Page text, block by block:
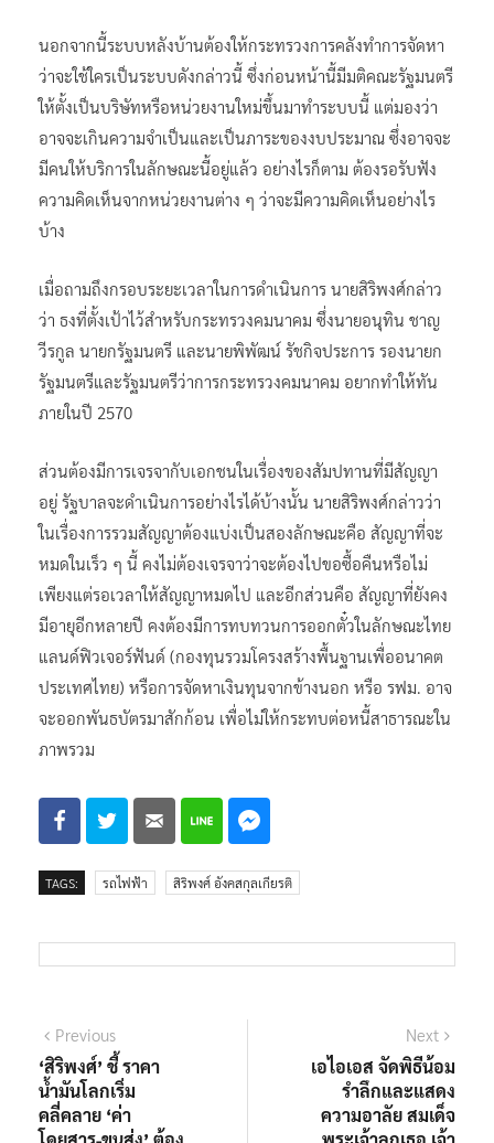
นอกจากนี้ระบบหลังบ้านต้องให้กระทรวงการคลังทำการจัดหา
ว่าจะใช้ใครเป็นระบบดังกล่าวนี้ ซึ่งก่อนหน้านี้มีมติคณะรัฐมนตรี
ให้ตั้งเป็นบริษัทหรือหน่วยงานใหม่ขึ้นมาทำระบบนี้ แต่มองว่า
อาจจะเกินความจำเป็นและเป็นภาระของงบประมาณ ซึ่งอาจจะ
มีคนให้บริการในลักษณะนี้อยู่แล้ว อย่างไรก็ตาม ต้องรอรับฟัง
ความคิดเห็นจากหน่วยงานต่าง ๆ ว่าจะมีความคิดเห็นอย่างไร
บ้าง
เมื่อถามถึงกรอบระยะเวลาในการดำเนินการ นายสิริพงศ์กล่าว
ว่า ธงที่ตั้งเป้าไว้สำหรับกระทรวงคมนาคม ซึ่งนายอนุทิน ชาญ
วีรกูล นายกรัฐมนตรี และนายพิพัฒน์ รัชกิจประการ รองนายก
รัฐมนตรีและรัฐมนตรีว่าการกระทรวงคมนาคม อยากทำให้ทัน
ภายในปี 2570
ส่วนต้องมีการเจรจากับเอกชนในเรื่องของสัมปทานที่มีสัญญา
อยู่ รัฐบาลจะดำเนินการอย่างไรได้บ้างนั้น นายสิริพงศ์กล่าวว่า
ในเรื่องการรวมสัญญาต้องแบ่งเป็นสองลักษณะคือ สัญญาที่จะ
หมดในเร็ว ๆ นี้ คงไม่ต้องเจรจาว่าจะต้องไปขอซื้อคืนหรือไม่
เพียงแต่รอเวลาให้สัญญาหมดไป และอีกส่วนคือ สัญญาที่ยังคง
มีอายุอีกหลายปี คงต้องมีการทบทวนการออกตั๋วในลักษณะไทย
แลนด์ฟิวเจอร์ฟันด์ (กองทุนรวมโครงสร้างพื้นฐานเพื่ออนาคต
ประเทศไทย) หรือการจัดหาเงินทุนจากข้างนอก หรือ รฟม. อาจ
จะออกพันธบัตรมาสักก้อน เพื่อไม่ให้กระทบต่อหนี้สาธารณะใน
ภาพรวม
TAGS: รถไฟฟ้า สิริพงศ์ อังคสกุลเกียรติ
แนะแนว
เรื่อง
PreviousPrevious
post:
‘สิริพงศ์’ ชี้ ราคา
น้ำมันโลกเริ่ม
คลี่คลาย ‘ค่า
Next
เอไอเอส จัดพิธีน้อม
รำลึกและแสดง
ความอาลัย สมเด็จ